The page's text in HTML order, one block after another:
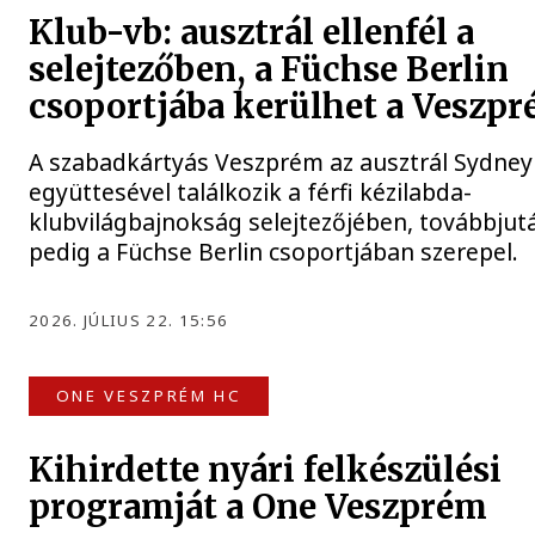
Klub-vb: ausztrál ellenfél a
selejtezőben, a Füchse Berlin
csoportjába kerülhet a
A szabadkártyás Veszprém az ausztrál
együttesével találkozik a férfi kézilabda-
klubvilágbajnokság selejtezőjében,
pedig a Füchse Berlin csoportjában szerepel.
2026. JÚLIUS 22. 15:56
ONE VESZPRÉM HC
Kihirdette nyári felkészülési
programját a One Veszprém